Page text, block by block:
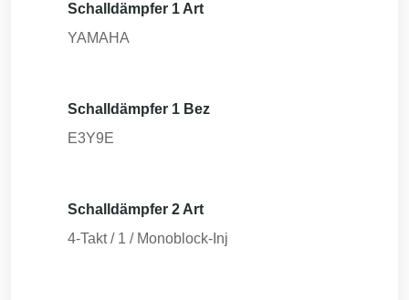
Schalldämpfer 1 Art
YAMAHA
Schalldämpfer 1 Bez
E3Y9E
Schalldämpfer 2 Art
4-Takt / 1 / Monoblock-Inj